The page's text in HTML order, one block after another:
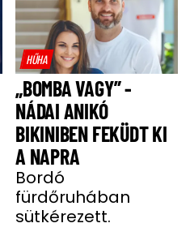
HŰHA
„BOMBA VAGY” -
NÁDAI ANIKÓ
BIKINIBEN FEKÜDT KI
A NAPRA
Bordó
fürdőruhában
sütkérezett.